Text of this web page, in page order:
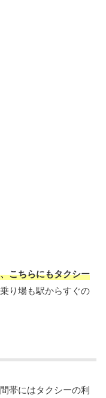
こちらにもタクシー
り場も駅からすぐの
帯にはタクシーの利